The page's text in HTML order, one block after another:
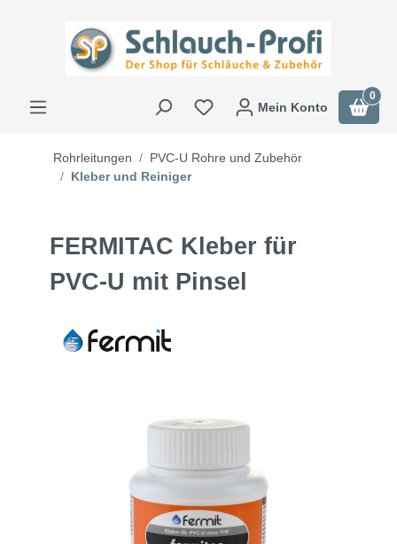
Mein Konto
0
Rohrleitungen
PVC-U Rohre und Zubehör
Kleber und Reiniger
FERMITAC Kleber für
PVC-U mit Pinsel